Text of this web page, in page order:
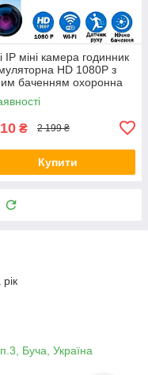
IP міні камера годинник
HD 1080P з
баченням охоронна
для догляду за
та тваринами
₴ 2 199 ₴
Купити
Буча, Україна